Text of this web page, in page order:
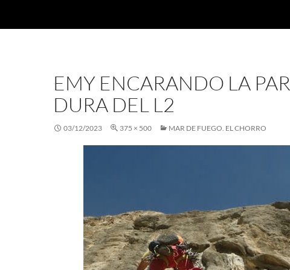
EMY ENCARANDO LA
DURA DEL L2
03/12/2023 375 × 500 MAR DE FUEGO. EL CHORRO